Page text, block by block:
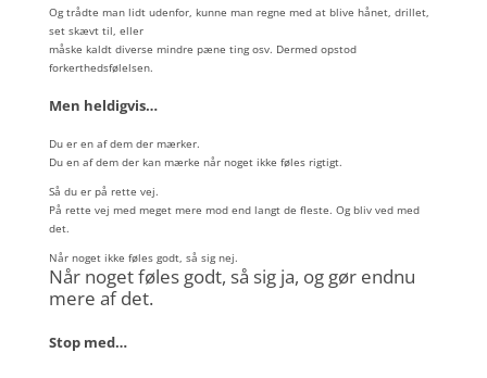
Og trådte man lidt udenfor, kunne man regne med at blive hånet, drillet,
set skævt til, eller
måske kaldt diverse mindre pæne ting osv. Dermed opstod
forkerthedsfølelsen.
Men heldigvis…
Du er en af dem der mærker.
Du en af dem der kan mærke når noget ikke føles rigtigt.
Så du er på rette vej.
På rette vej med meget mere mod end langt de fleste. Og bliv ved med
det.
Når noget ikke føles godt, så sig nej.
Når noget føles godt, så sig ja, og gør endnu
mere af det.
Stop med…